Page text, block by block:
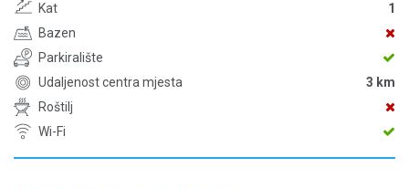
Kat
1
Bazen
Parkiralište
Udaljenost centra mjesta
3 km
Roštilj
Wi-Fi